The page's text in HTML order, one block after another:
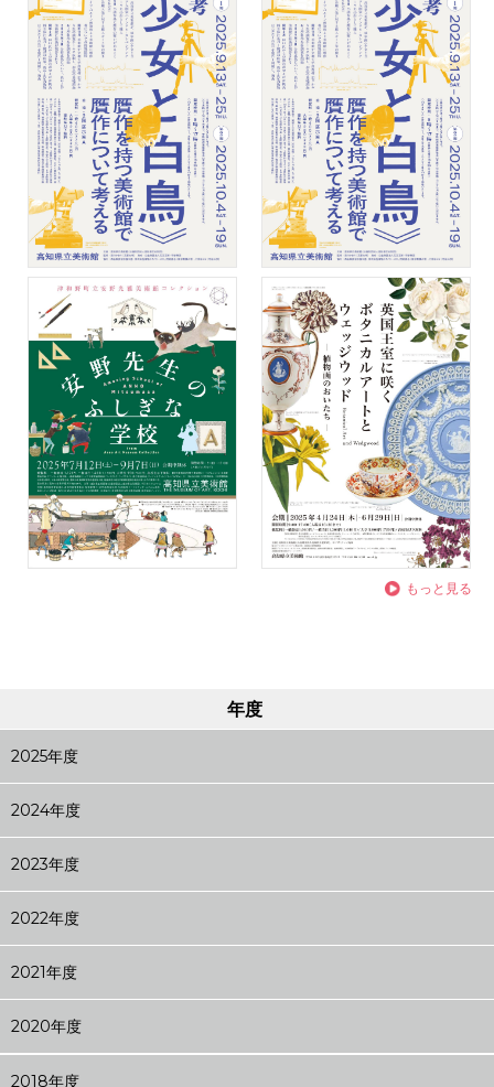
もっと見る
年度
2025年度
2024年度
2023年度
2022年度
2021年度
2020年度
2018年度